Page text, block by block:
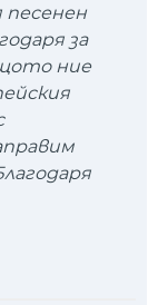
песенен
за
ние